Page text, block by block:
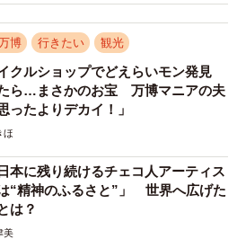
）より）
リント
https://t.co/NuE6CTN28o
博 行きたい 観光
クルショップでどえらいモン発見
ら…まさかのお宝 万博マニアの夫
ったよりデカイ！」
ほ
本に残り続けるチェコ人アーティス
“精神のふるさと”」 世界へ広げた
は？
美